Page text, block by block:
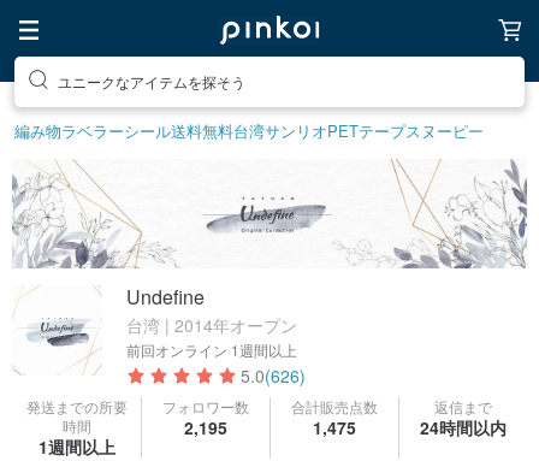
ユニークなアイテムを探そう
編み物ラベラーシール送料無料台湾サンリオPETテープスヌーピー
Undefine
台湾 | 2014年オープン
前回オンライン 1週間以上
5.0(626)
発送までの所要
時間
1週間以上
フォロワー数
2,195
合計販売点数
1,475
返信まで
24時間以内